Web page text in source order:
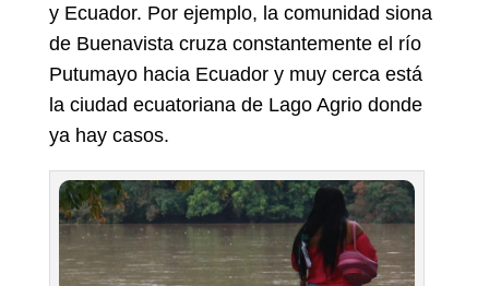
y Ecuador. Por ejemplo, la comunidad siona
de Buenavista cruza constantemente el río
Putumayo hacia Ecuador y muy cerca está
la ciudad ecuatoriana de Lago Agrio donde
ya hay casos.